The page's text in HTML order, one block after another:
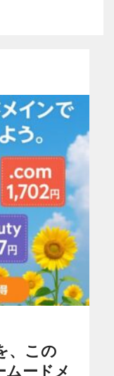
、この
ムードメ